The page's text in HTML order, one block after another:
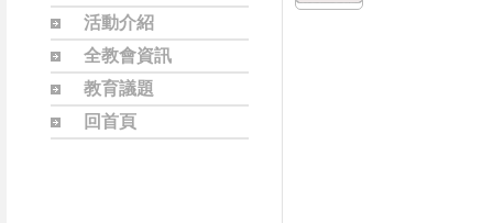
活動介紹
全教會資訊
教育議題
回首頁